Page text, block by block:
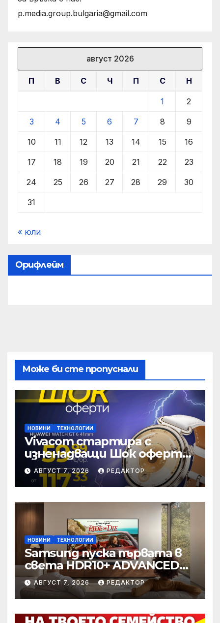
p.media.group.bulgaria@gmail.com
август 2026
П В С Ч П С Н
1 2
3 4 5 6 7 8 9
10 11 12 13 14 15 16
17 18 19 20 21 22 23
24 25 26 27 28 29 30
31
« юли
Орифлейм
Може би сте пропуснали
НОВИНИ ТЕХНОЛОГИИ
Vivacom стартира с
изненадващи Шок оферти
през август
онлайн
АВГУСТ 7, 2026 РЕДАКТОР
НОВИНИ ТЕХНОЛОГИИ
Samsung пуска първата в
света HDR10+ ADVANCED
стрийминг услуга в Prime
Video
АВГУСТ 7, 2026 РЕДАКТОР